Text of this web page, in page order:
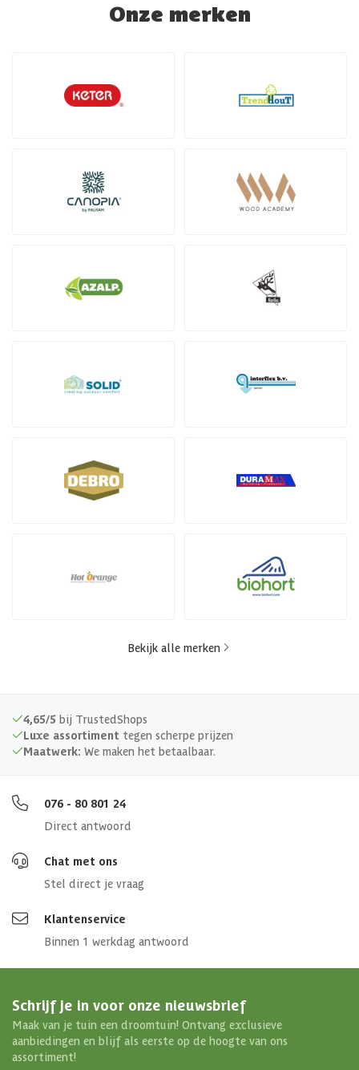
Onze merken
Bekijk alle merken
4,65/5 bij TrustedShops
Luxe assortiment tegen scherpe prijzen
Maatwerk: We maken het betaalbaar.
076 - 80 801 24
Direct antwoord
Chat met ons
Stel direct je vraag
Klantenservice
Binnen 1 werkdag antwoord
Schrijf je in voor onze nieuwsbrief
Maak van je tuin een droomtuin! Ontvang exclusieve
aanbiedingen en blijf als eerste op de hoogte van ons
assortiment!